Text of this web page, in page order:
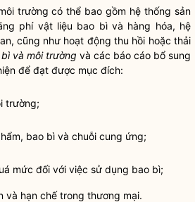
trường có thể bao gồm hệ thống sản
phí vật liệu bao bì và hàng hóa, hệ
cũng như hoạt động thu hồi hoặc thải
bì và môi trường và các báo cáo bổ sung
để đạt được mục đích:
trường;
bao bì và chuỗi cung ứng;
mức đối với việc sử dụng bao bì;
và hạn chế trong thương mại.